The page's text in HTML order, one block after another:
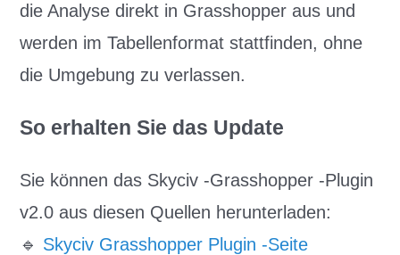
die Analyse direkt in Grasshopper aus und
werden im Tabellenformat stattfinden, ohne
die Umgebung zu verlassen.
So erhalten Sie das Update
Sie können das Skyciv -Grasshopper -Plugin
v2.0 aus diesen Quellen herunterladen:
🔹 Skyciv Grasshopper Plugin -Seite